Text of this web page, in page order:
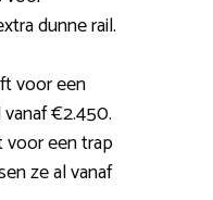
dunne rail.
voor een
€2.450.
voor een trap
ze al vanaf